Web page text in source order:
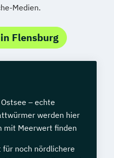
Medien.
Flensburg
– echte
werden hier
mit Meerwert finden
für noch nördlichere